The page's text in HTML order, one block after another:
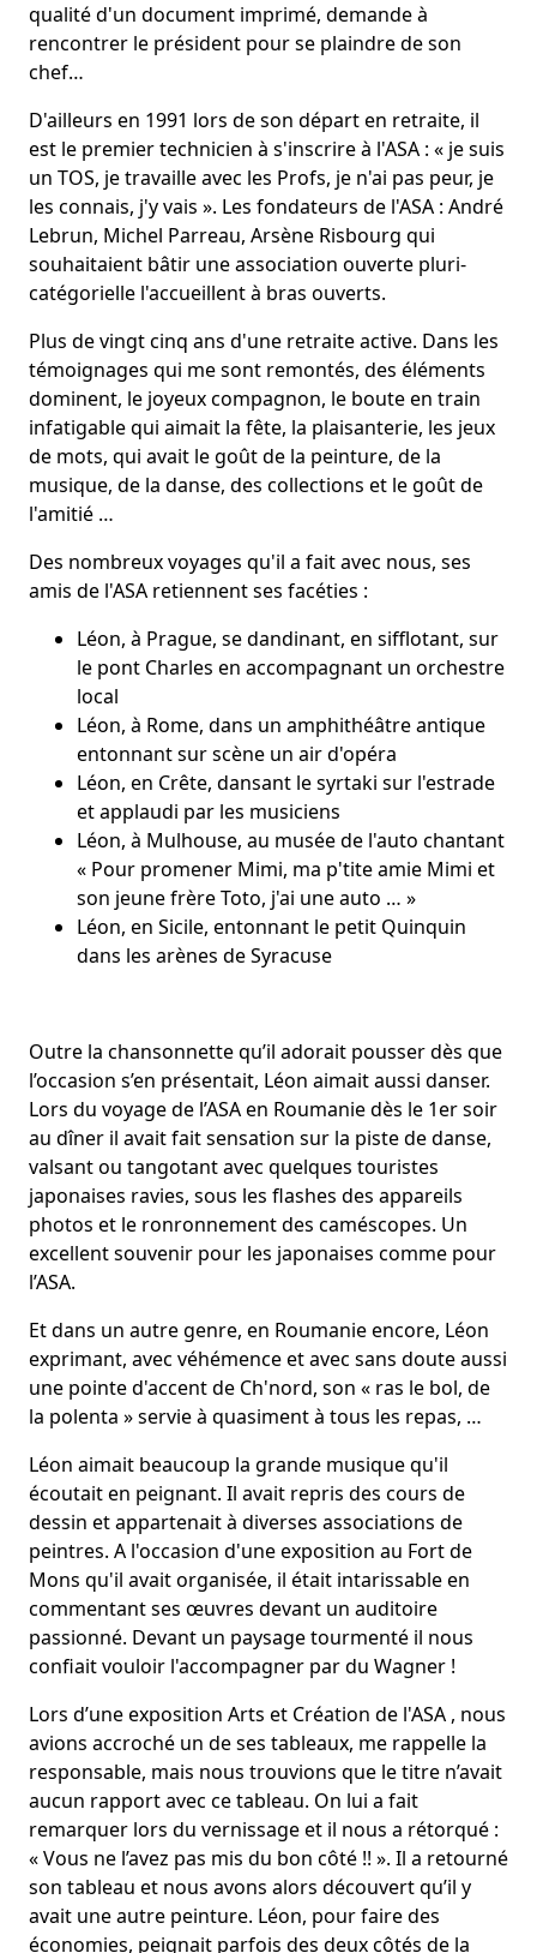
qualité d'un document imprimé, demande à
rencontrer le président pour se plaindre de son
chef…
D'ailleurs en 1991 lors de son départ en retraite, il
est le premier technicien à s'inscrire à l'ASA : « je suis
un TOS, je travaille avec les Profs, je n'ai pas peur, je
les connais, j'y vais ». Les fondateurs de l'ASA : André
Lebrun, Michel Parreau, Arsène Risbourg qui
souhaitaient bâtir une association ouverte pluri-
catégorielle l'accueillent à bras ouverts.
Plus de vingt cinq ans d'une retraite active. Dans les
témoignages qui me sont remontés, des éléments
dominent, le joyeux compagnon, le boute en train
infatigable qui aimait la fête, la plaisanterie, les jeux
de mots, qui avait le goût de la peinture, de la
musique, de la danse, des collections et le goût de
l'amitié …
Des nombreux voyages qu'il a fait avec nous, ses
amis de l'ASA retiennent ses facéties :
Léon, à Prague, se dandinant, en sifflotant, sur
le pont Charles en accompagnant un orchestre
local
Léon, à Rome, dans un amphithéâtre antique
entonnant sur scène un air d'opéra
Léon, en Crête, dansant le syrtaki sur l'estrade
et applaudi par les musiciens
Léon, à Mulhouse, au musée de l'auto chantant
« Pour promener Mimi, ma p'tite amie Mimi et
son jeune frère Toto, j'ai une auto … »
Léon, en Sicile, entonnant le petit Quinquin
dans les arènes de Syracuse
Outre la chansonnette qu’il adorait pousser dès que
l’occasion s’en présentait, Léon aimait aussi danser.
Lors du voyage de l’ASA en Roumanie dès le 1er soir
au dîner il avait fait sensation sur la piste de danse,
valsant ou tangotant avec quelques touristes
japonaises ravies, sous les flashes des appareils
photos et le ronronnement des caméscopes. Un
excellent souvenir pour les japonaises comme pour
l’ASA.
Et dans un autre genre, en Roumanie encore, Léon
exprimant, avec véhémence et avec sans doute aussi
une pointe d'accent de Ch'nord, son « ras le bol, de
la polenta » servie à quasiment à tous les repas, …
Léon aimait beaucoup la grande musique qu'il
écoutait en peignant. Il avait repris des cours de
dessin et appartenait à diverses associations de
peintres. A l'occasion d'une exposition au Fort de
Mons qu'il avait organisée, il était intarissable en
commentant ses œuvres devant un auditoire
passionné. Devant un paysage tourmenté il nous
confiait vouloir l'accompagner par du Wagner !
Lors d’une exposition Arts et Création de l'ASA , nous
avions accroché un de ses tableaux, me rappelle la
responsable, mais nous trouvions que le titre n’avait
aucun rapport avec ce tableau. On lui a fait
remarquer lors du vernissage et il nous a rétorqué :
« Vous ne l’avez pas mis du bon côté !! ». Il a retourné
son tableau et nous avons alors découvert qu’il y
avait une autre peinture. Léon, pour faire des
économies, peignait parfois des deux côtés de la